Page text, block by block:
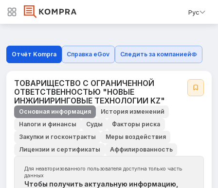
Рус
Отчёт Kompra Справка eGov Следить за компанией
ТОВАРИЩЕСТВО С ОГРАНИЧЕННОЙ
ОТВЕТСТВЕННОСТЬЮ "НОВЫЕ
ИНЖИНИРИНГОВЫЕ ТЕХНОЛОГИИ KZ"
Основная информация
История изменений
Налоги и финансы
Суды
Факторы риска
Закупки и госконтракты
Меры воздействия
Лицензии и сертификаты
Аффилированность
Для неавторизованного пользователя доступна только часть
данных
Чтобы получить актуальную информацию,